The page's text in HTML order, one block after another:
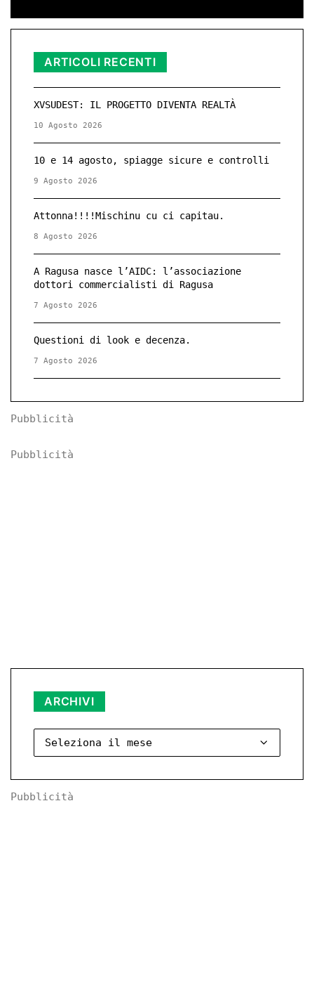
ARTICOLI RECENTI
XVSUDEST: IL PROGETTO DIVENTA REALTÀ
10 Agosto 2026
10 e 14 agosto, spiagge sicure e controlli
9 Agosto 2026
Attonna!!!!Mischinu cu ci capitau.
8 Agosto 2026
A Ragusa nasce l’AIDC: l’associazione
dottori commercialisti di Ragusa
7 Agosto 2026
Questioni di look e decenza.
7 Agosto 2026
Pubblicità
Pubblicità
ARCHIVI
Pubblicità